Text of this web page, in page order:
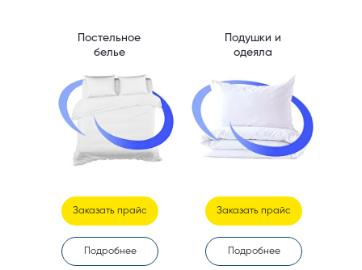
Постельное
белье
Заказать прайс
Подробнее
Подушки и
одеяла
Заказать прайс
Подробнее